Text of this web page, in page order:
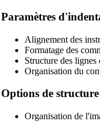
JSX Beautifier
Vue Beautifier
SCSS Beautifier
Paramètres
Alignement des
Formatage des
Structure des
Organisation du
Options de structure
Organisation de